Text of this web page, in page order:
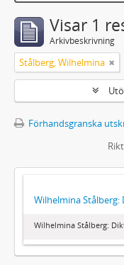
Visar 1
Arkivbeskrivning
Stålberg, Wilhelmina
Förhandsgranska
Wilhelmina Stålberg:
Wilhelmina Stålberg: